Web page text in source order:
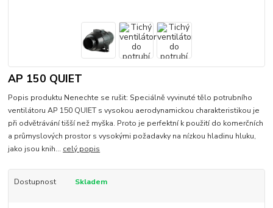
AP 150 QUIET
Popis produktu Nenechte se rušit: Speciálně vyvinuté tělo potrubního
ventilátoru AP 150 QUIET s vysokou aerodynamickou charakteristikou je
při odvětrávání tišší než myška. Proto je perfektní k použití do komerčních
a průmyslových prostor s vysokými požadavky na nízkou hladinu hluku,
jako jsou knih... celý popis
Dostupnost Skladem